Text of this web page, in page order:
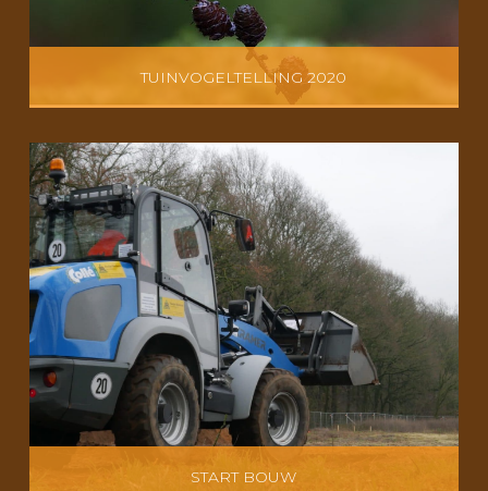
TUINVOGELTELLING 2020
START BOUW